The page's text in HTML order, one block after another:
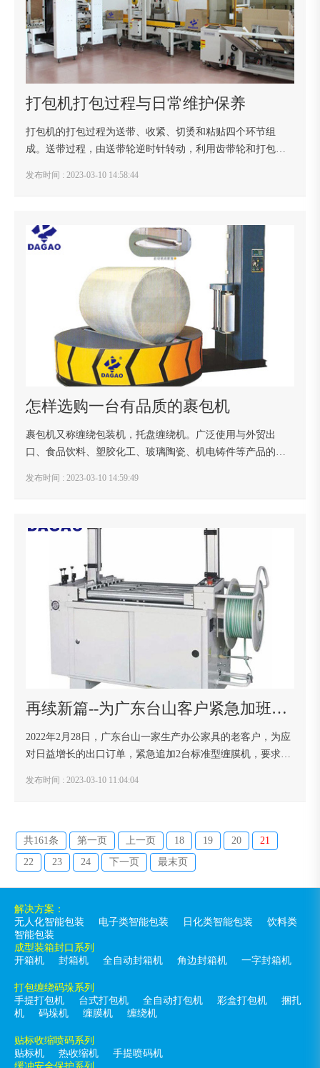
打包机打包过程与日常维护保养
打包机的打包过程为送带、收紧、切烫和粘贴四个环节组
成。送带过程，由送带轮逆时针转动，利用齿带轮和打包带
发布时间 : 2023-03-10 14:58:44
怎样选购一台有品质的裹包机
裹包机又称缠绕包装机，托盘缠绕机。广泛使用与外贸出
口、食品饮料、塑胶化工、玻璃陶瓷、机电铸件等产品的集
并起到防尘，防潮及保洁作用。如何才能买到一款有...
发布时间 : 2023-03-10 14:59:49
再续新篇--为广东台山客户紧急加班赶制缠膜机
2022年2月28日，广东台山一家生产办公家具的老客户，为应
对日益增长的出口订单，紧急追加2台标准型缠膜机，要求在
发布时间 : 2023-03-10 11:04:04
共161条 第一页 上一页 18 19 20
21
22
23 24 下一页 最末页
解决方案：
无人化智能包装
电子类智能包装 日化类智能包装
饮料类
智能包装
成型装箱封口系列
开箱机
封箱机 全自动封箱机 角边封箱机 一字封箱机
打包缠绕码垛系列
手提打包机
台式打包机 全自动打包机 彩盒打包机
捆扎
机
码垛机 缠膜机 缠绕机
贴标收缩喷码系列
贴标机
热收缩机
手提喷码机